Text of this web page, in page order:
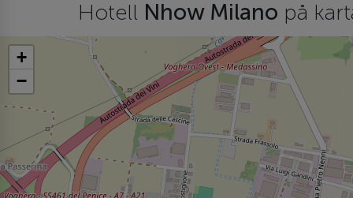
Hotell Nhow Milano på
+
−